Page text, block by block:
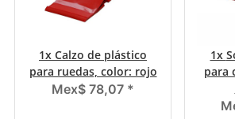
1x Calzo de plástico
para ruedas, color: rojo
Mex$ 78,07 *
1x
para